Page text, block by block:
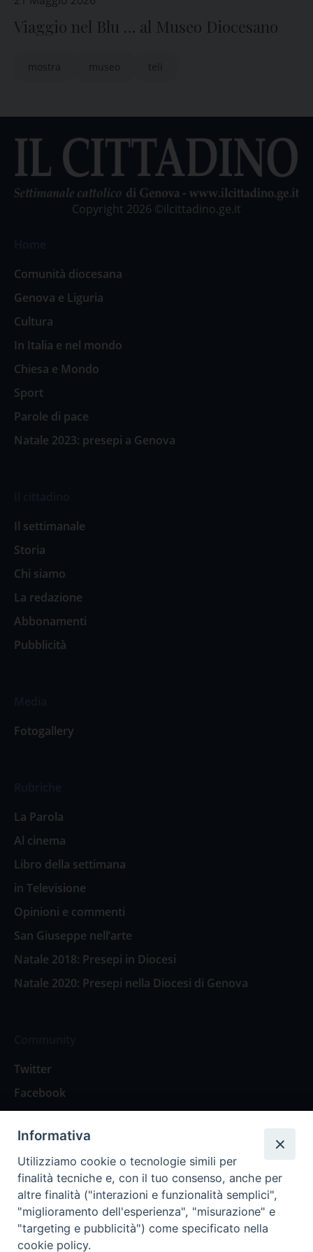
Viaggio nel Blu … al Museo Diocesano
mostra museo teli
Copyright 2026 ©ilcittadino.ge.it
Comunità diocesana
Genova e Liguria
Cultura
In Italia e nel mondo
Chiesa e Mondo
Sport
Parole di pace
Natale 2023: presepi a Genova
Il settimanale
Storia
Chi siamo
La redazione
Abbonamenti
Pubblicità
Fotogallery
La Parola
Al cinema
Libro della settimana
in Televisione
Opinioni e commenti
San Giuseppe nell’arte
Natale 2018: Presepi in Diocesi
Natale 2020: Presepi nella Diocesi di Genova
Twitter
Facebook
Contattaci
Spazio Lettori
Eventi
Eventi diocesani
Informativa
Utilizziamo cookie o tecnologie simili per
finalità tecniche e, con il tuo consenso, anche per
altre finalità ("interazioni e funzionalità semplici",
"miglioramento dell'esperienza", "misurazione" e
"targeting e pubblicità") come specificato nella
cookie policy.